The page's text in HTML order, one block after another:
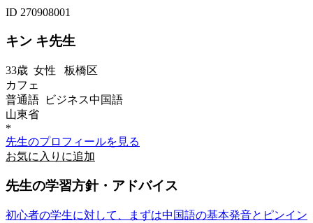
ID 270908001
キン キ先生
33歳 女性 板橋区
カフェ
普通語 ビジネス中国語
山東省
*
先生のプロフィールを見る
お気に入りに追加
先生の学習方針・アドバイス
初心者の学生に対して、まずは中国語の基本発音とピンイン